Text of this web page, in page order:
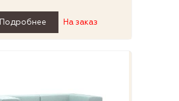
Подробнее На заказ